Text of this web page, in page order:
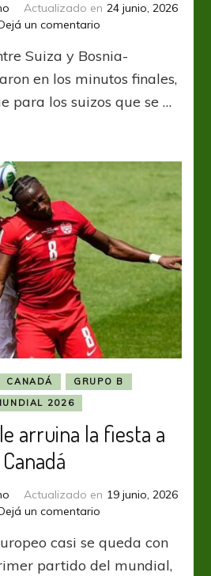
Actualizado en 24 junio, 2026
un comentarioen
golpeó
fuerte
el
Suiza y Bosnia-
en los minutos finales,
para los suizos que se …
CANADÁ
GRUPO B
2026
arruina la fiesta a
Canadá
Actualizado en 19 junio, 2026
un comentarioen
casi
le
casi se queda con
partido del mundial,